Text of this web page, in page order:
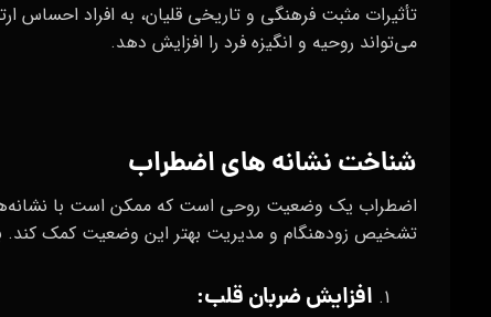
تأثیرات مثبت فرهنگی و تاریخی قلیان، به افراد احساس
می‌تواند روحیه و انگیزه فرد را افزایش دهد.
شناخت نشانه‌ های اضطراب
اضطراب یک وضعیت روحی است که ممکن است با
تشخیص زودهنگام و مدیریت بهتر این وضعیت کمک کند.
افزایش ضربان قلب: